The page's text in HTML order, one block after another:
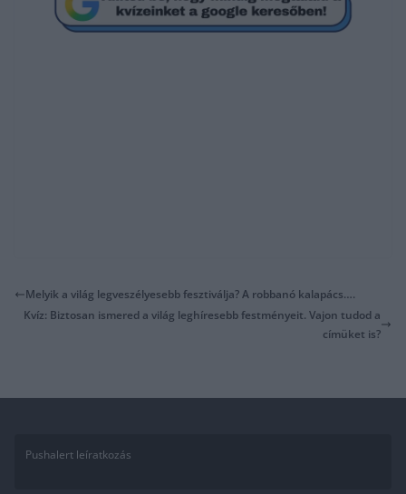
Melyik a világ legveszélyesebb fesztiválja? A robbanó kalapács….
Kvíz: Biztosan ismered a világ leghíresebb festményeit. Vajon tudod a
címüket is?
Pushalert leíratkozás